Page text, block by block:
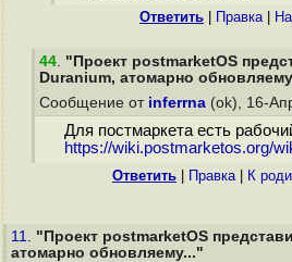
Ответить Правка|
44. "Проект postmarketOS
Duranium, атомарно
Сообщение от inferrna (ok), 16-
Для постмаркета есть
https://wiki.postmarketos.org/
Ответить Правка| К
11. "Проект postmarketOS
атомарно обновляему..."